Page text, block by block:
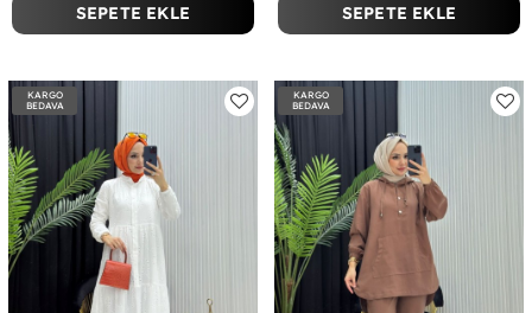
SEPETE EKLE SEPETE EKLE
KARGO
BEDAVA
KARGO
BEDAVA